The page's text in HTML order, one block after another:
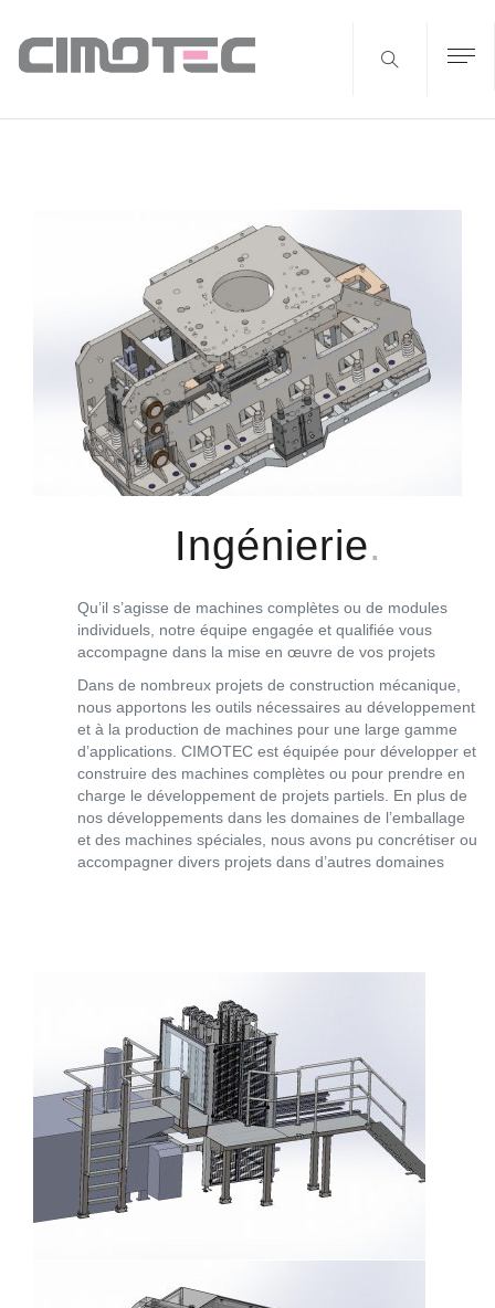
Ingénierie
Qu’il s’agisse de machines complètes ou de modules
individuels, notre équipe engagée et qualifiée vous
accompagne dans la mise en œuvre de vos projets
Dans de nombreux projets de construction mécanique,
nous apportons les outils nécessaires au développement
et à la production de machines pour une large gamme
d’applications. CIMOTEC est équipée pour développer et
construire des machines complètes ou pour prendre en
charge le développement de projets partiels. En plus de
nos développements dans les domaines de l’emballage
et des machines spéciales, nous avons pu concrétiser ou
accompagner divers projets dans d’autres domaines